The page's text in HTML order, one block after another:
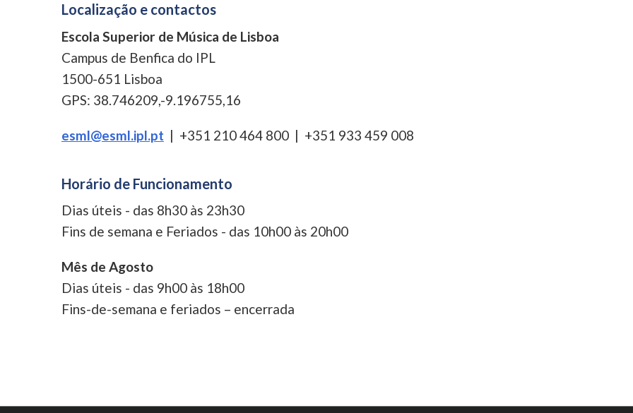
Localização e contactos
Escola Superior de Música de Lisboa
Campus de Benfica do IPL
1500-651 Lisboa
GPS: 38.746209,-9.196755,16
esml@esml.ipl.pt | +351 210 464 800 | +351 933 459 008
Horário de Funcionamento
Dias úteis - das 8h30 às 23h30
Fins de semana e Feriados - das 10h00 às 20h00
Mês de Agosto
Dias úteis - das 9h00 às 18h00
Fins-de-semana e feriados – encerrada